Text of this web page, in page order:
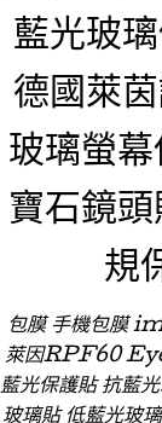
藍光玻
德國萊
玻璃螢
寶石鏡
規
包膜 手機包膜
萊因RPF60
藍光保護貼 抗藍
玻璃貼 低藍光玻